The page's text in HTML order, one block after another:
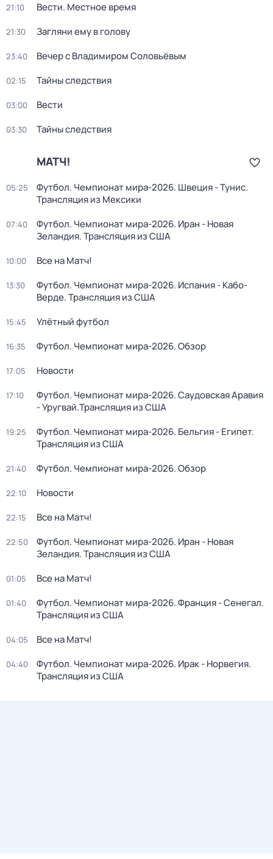
21:10 Вести. Местное время
21:30 Загляни ему в голову
23:40 Вечер с Владимиром Соловьёвым
02:15 Тайны следствия
03:00 Вести
03:30 Тайны следствия
МАТЧ!
05:25
Футбол. Чемпионат мира-2026. Швеция - Тунис.
Трансляция из Мексики
07:40
Футбол. Чемпионат мира-2026. Иран - Новая
Зеландия. Трансляция из США
10:00 Все на Матч!
13:30
Футбол. Чемпионат мира-2026. Испания - Кабо-
Верде. Трансляция из США
15:45 Улётный футбол
16:35 Футбол. Чемпионат мира-2026. Обзор
17:05 Новости
17:10
Футбол. Чемпионат мира-2026. Саудовская Аравия
- Уругвай.Трансляция из США
19:25
Футбол. Чемпионат мира-2026. Бельгия - Египет.
Трансляция из США
21:40 Футбол. Чемпионат мира-2026. Обзор
22:10 Новости
22:15 Все на Матч!
22:50
Футбол. Чемпионат мира-2026. Иран - Новая
Зеландия. Трансляция из США
01:05 Все на Матч!
01:40
Футбол. Чемпионат мира-2026. Франция - Сенегал.
Трансляция из США
04:05 Все на Матч!
04:40
Футбол. Чемпионат мира-2026. Ирак - Норвегия.
Трансляция из США